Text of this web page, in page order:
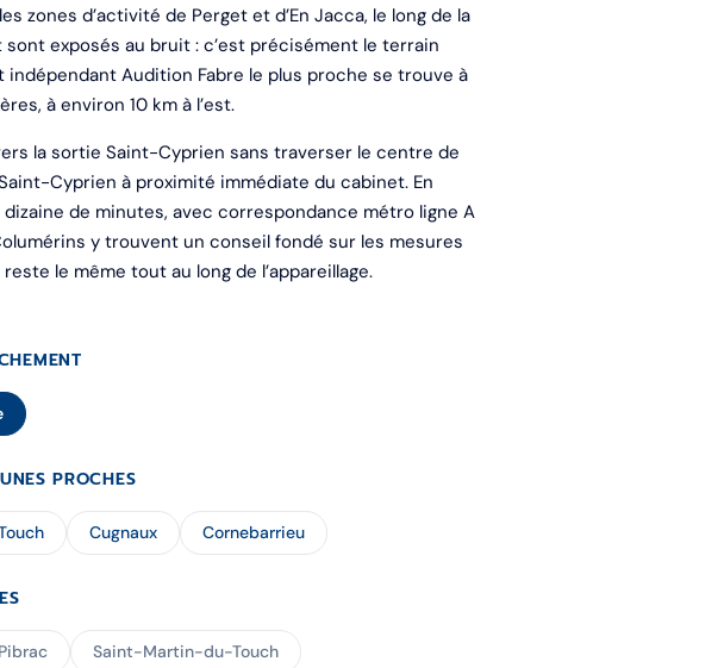
zones d’activité de Perget et d’En Jacca, le long de la
exposés au bruit : c’est précisément le terrain
indépendant Audition Fabre le plus proche se trouve à
à environ 10 km à l’est.
la sortie Saint-Cyprien sans traverser le centre de
Cyprien à proximité immédiate du cabinet. En
de minutes, avec correspondance métro ligne A
y trouvent un conseil fondé sur les mesures
le même tout au long de l’appareillage.
PROCHES
Cugnaux Cornebarrieu
Pibrac Saint-Martin-du-Touch